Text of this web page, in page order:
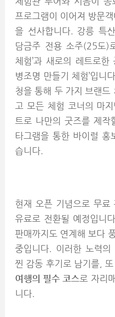
프로그램이 이어져 방문
을 선사합니다. 강릉 특
담금주 전용 소주(25도)
체험’과 새로의 레트로
병조명 만들기 체험’입니
청을 통해 두 가지 브랜드
고 모든 체험 코너의 마
트로 나만의 굿즈를 제작
타그램을 통한 바이럴 홍
습니다.
현재 오픈 기념으로 무료
유료로 전환될 예정입니
판매까지도 연계해 보다
중입니다. 이러한 노력
찐 감동 후기로 남기를,
여행의 필수 코스로 자리
니다.